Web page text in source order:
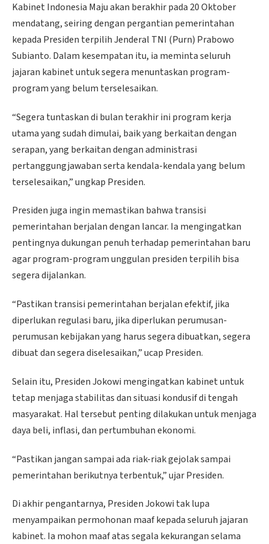
Kabinet Indonesia Maju akan berakhir pada 20 Oktober
mendatang, seiring dengan pergantian pemerintahan
kepada Presiden terpilih Jenderal TNI (Purn) Prabowo
Subianto. Dalam kesempatan itu, ia meminta seluruh
jajaran kabinet untuk segera menuntaskan program-
program yang belum terselesaikan.
“Segera tuntaskan di bulan terakhir ini program kerja
utama yang sudah dimulai, baik yang berkaitan dengan
serapan, yang berkaitan dengan administrasi
pertanggungjawaban serta kendala-kendala yang belum
terselesaikan,” ungkap Presiden.
Presiden juga ingin memastikan bahwa transisi
pemerintahan berjalan dengan lancar. Ia mengingatkan
pentingnya dukungan penuh terhadap pemerintahan baru
agar program-program unggulan presiden terpilih bisa
segera dijalankan.
“Pastikan transisi pemerintahan berjalan efektif, jika
diperlukan regulasi baru, jika diperlukan perumusan-
perumusan kebijakan yang harus segera dibuatkan, segera
dibuat dan segera diselesaikan,” ucap Presiden.
Selain itu, Presiden Jokowi mengingatkan kabinet untuk
tetap menjaga stabilitas dan situasi kondusif di tengah
masyarakat. Hal tersebut penting dilakukan untuk menjaga
daya beli, inflasi, dan pertumbuhan ekonomi.
“Pastikan jangan sampai ada riak-riak gejolak sampai
pemerintahan berikutnya terbentuk,” ujar Presiden.
Di akhir pengantarnya, Presiden Jokowi tak lupa
menyampaikan permohonan maaf kepada seluruh jajaran
kabinet. Ia mohon maaf atas segala kekurangan selama